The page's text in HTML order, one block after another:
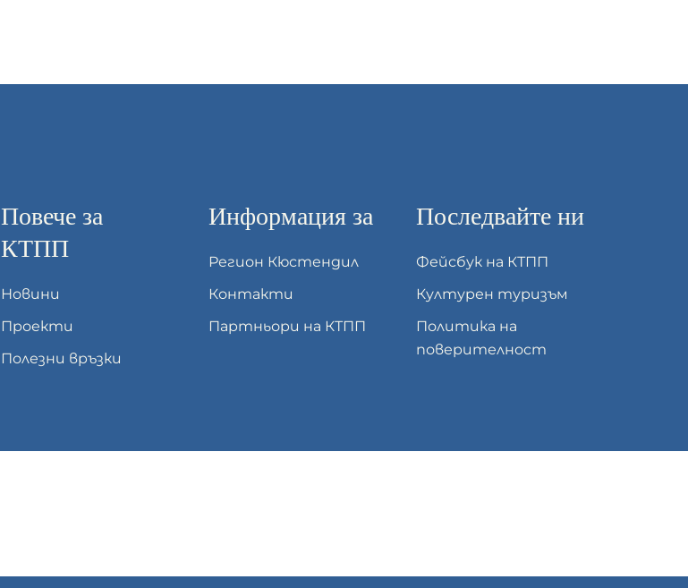
Повече за
КТПП
Новини
Проекти
Полезни връзки
Информация за
Регион Кюстендил
Контакти
Партньори на КТПП
Последвайте ни
Фейсбук на КТПП
Културен туризъм
Политика на
поверителност